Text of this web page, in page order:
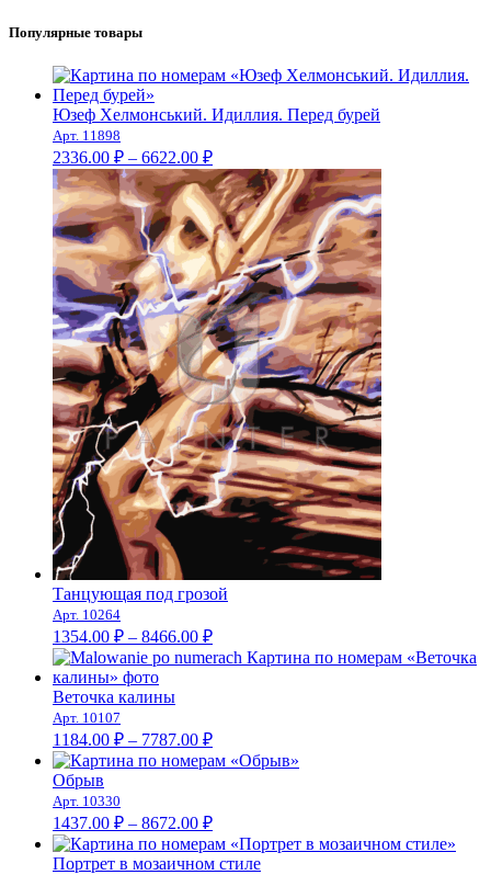
Популярные товары
Юзеф Хелмонський. Идиллия. Перед бурей
Арт. 11898
2336.00 ₽ – 6622.00 ₽Диапазон
цен:
2336.00 ₽
–
6622.00 ₽
Танцующая под грозой
Арт. 10264
1354.00 ₽ – 8466.00 ₽Диапазон
цен:
Веточка калины
Арт. 10107
1184.00 ₽ – 7787.00 ₽Диапазон
цен:
7787.00 ₽
Обрыв
Арт. 10330
1437.00 ₽ – 8672.00 ₽Диапазон
цен:
1437.00 ₽
Портрет в мозаичном стиле